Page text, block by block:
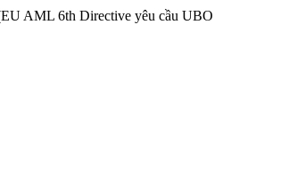
AML 6th Directive yêu cầu UBO